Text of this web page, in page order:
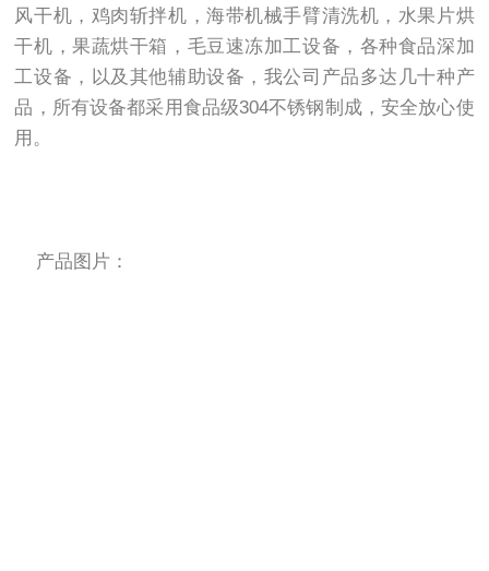
风干机，鸡肉斩拌机，海带机械手臂清洗机，水果片烘
干机，果蔬烘干箱，毛豆速冻加工设备，各种食品深加
工设备，以及其他辅助设备，我公司产品多达几十种产
品，所有设备都采用食品级304不锈钢制成，安全放心使
用。
产品图片：